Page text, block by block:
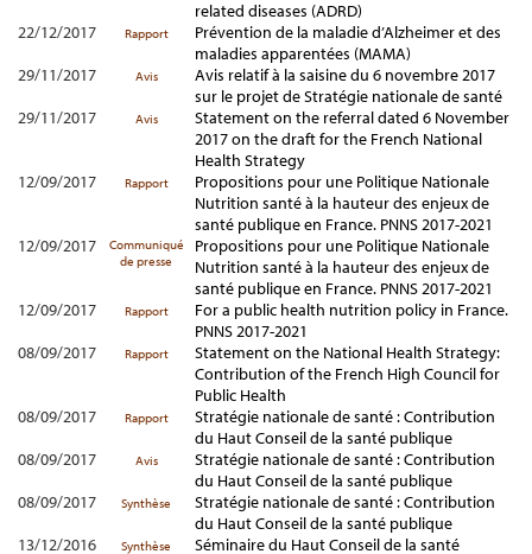
related diseases (ADRD)
22/12/2017
Rapport
Prévention de la maladie d’Alzheimer et des
maladies apparentées (MAMA)
29/11/2017
Avis
Avis relatif à la saisine du 6 novembre 2017
sur le projet de Stratégie nationale de santé
29/11/2017
Avis
Statement on the referral dated 6 November
2017 on the draft for the French National
Health Strategy
12/09/2017
Rapport
Propositions pour une Politique Nationale
Nutrition santé à la hauteur des enjeux de
santé publique en France. PNNS 2017-2021
12/09/2017
Communiqué
de presse
Propositions pour une Politique Nationale
Nutrition santé à la hauteur des enjeux de
santé publique en France. PNNS 2017-2021
12/09/2017
Rapport
For a public health nutrition policy in France.
PNNS 2017-2021
08/09/2017
Rapport
Statement on the National Health Strategy:
Contribution of the French High Council for
Public Health
08/09/2017
Rapport
Stratégie nationale de santé : Contribution
du Haut Conseil de la santé publique
08/09/2017
Avis
Stratégie nationale de santé : Contribution
du Haut Conseil de la santé publique
08/09/2017
Synthèse
Stratégie nationale de santé : Contribution
du Haut Conseil de la santé publique
13/12/2016
Synthèse
Séminaire du Haut Conseil de la santé